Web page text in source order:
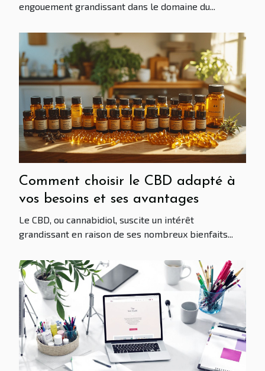
engouement grandissant dans le domaine du...
Comment choisir le CBD adapté à
vos besoins et ses avantages
Le CBD, ou cannabidiol, suscite un intérêt
grandissant en raison de ses nombreux bienfaits...